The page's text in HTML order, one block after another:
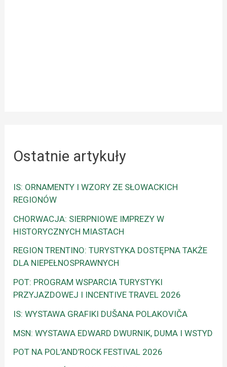
Ostatnie artykuły
IS: ORNAMENTY I WZORY ZE SŁOWACKICH
REGIONÓW
CHORWACJA: SIERPNIOWE IMPREZY W
HISTORYCZNYCH MIASTACH
REGION TRENTINO: TURYSTYKA DOSTĘPNA TAKŻE
DLA NIEPEŁNOSPRAWNYCH
POT: PROGRAM WSPARCIA TURYSTYKI
PRZYJAZDOWEJ I INCENTIVE TRAVEL 2026
IS: WYSTAWA GRAFIKI DUŠANA POLAKOVIČA
MSN: WYSTAWA EDWARD DWURNIK, DUMA I WSTYD
POT NA POL’AND’ROCK FESTIVAL 2026